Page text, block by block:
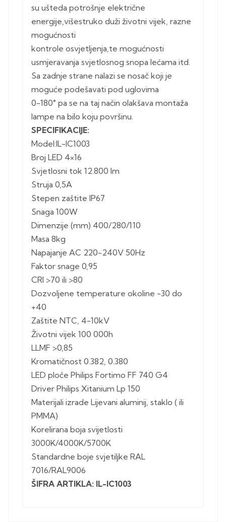
su ušteda potrošnje električne
energije,višestruko duži životni vijek, razne
mogućnosti
kontrole osvjetljenja,te mogućnosti
usmjeravanja svjetlosnog snopa lećama itd.
Sa zadnje strane nalazi se nosač koji je
moguće podešavati pod uglovima
0-180° pa se na taj način olakšava montaža
lampe na bilo koju površinu.
SPECIFIKACIJE:
Model:IL-IC1003
Broj LED 4×16
Svjetlosni tok 12.800 lm
Struja 0,5A
Stepen zaštite IP67
Snaga 100W
Dimenzije (mm) 400/280/110
Masa 8kg
Napajanje AC 220-240V 50Hz
Faktor snage 0,95
CRI >70 ili >80
Dozvoljene temperature okoline -30 do
+40
Zaštite NTC, 4-10kV
Životni vijek 100 000h
LLMF >0,85
Kromatičnost 0.382, 0.380
LED ploče Philips Fortimo FF 740 G4
Driver Philips Xitanium Lp 150
Materijali izrade Lijevani aluminij, staklo ( ili
PMMA)
Korelirana boja svijetlosti
3000K/4000K/5700K
Standardne boje svjetiljke RAL
7016/RAL9006
ŠIFRA ARTIKLA: IL-IC1003